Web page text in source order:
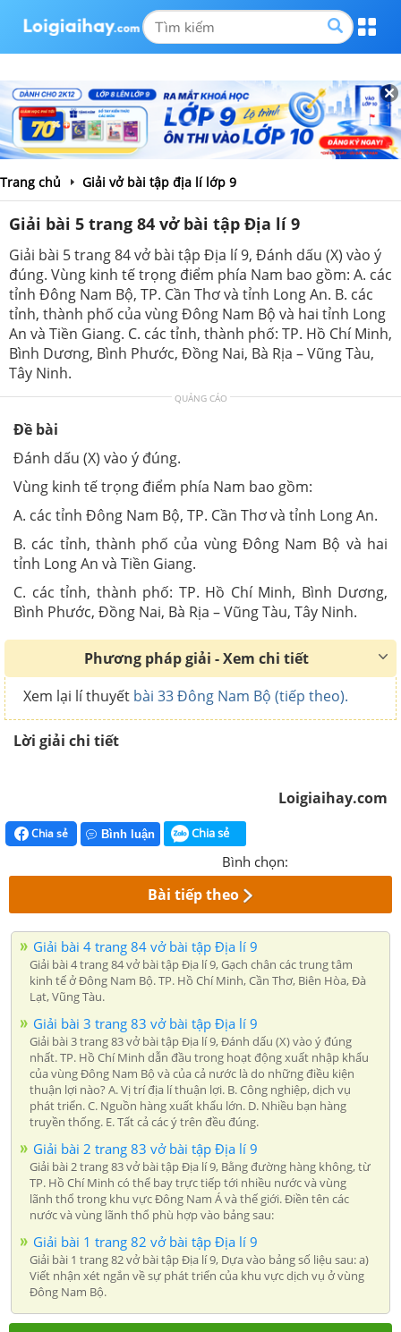
Trang chủ Giải vở bài tập địa lí lớp 9
Giải bài 5 trang 84 vở bài tập Địa lí 9
Giải bài 5 trang 84 vở bài tập Địa lí 9, Đánh dấu (X) vào ý
đúng. Vùng kinh tế trọng điểm phía Nam bao gồm: A. các
tỉnh Đông Nam Bộ, TP. Cần Thơ và tỉnh Long An. B. các
tỉnh, thành phố của vùng Đông Nam Bộ và hai tỉnh Long
An và Tiền Giang. C. các tỉnh, thành phố: TP. Hồ Chí Minh,
Bình Dương, Bình Phước, Đồng Nai, Bà Rịa – Vũng Tàu,
Tây Ninh.
QUẢNG CÁO
Đề bài
Đánh dấu (X) vào ý đúng.
Vùng kinh tế trọng điểm phía Nam bao gồm:
A. các tỉnh Đông Nam Bộ, TP. Cần Thơ và tỉnh Long An.
B. các tỉnh, thành phố của vùng Đông Nam Bộ và hai
tỉnh Long An và Tiền Giang.
C. các tỉnh, thành phố: TP. Hồ Chí Minh, Bình Dương,
Bình Phước, Đồng Nai, Bà Rịa – Vũng Tàu, Tây Ninh.
Phương pháp giải - Xem chi tiết
Xem lại lí thuyết bài 33 Đông Nam Bộ (tiếp theo).
Lời giải chi tiết
Loigiaihay.com
Chia sẻ Bình luận Chia sẻ
Bình chọn:
Bài tiếp theo
Giải bài 4 trang 84 vở bài tập Địa lí 9
Giải bài 4 trang 84 vở bài tập Địa lí 9, Gạch chân các trung tâm
kinh tế ở Đông Nam Bộ. TP. Hồ Chí Minh, Cần Thơ, Biên Hòa, Đà
Lạt, Vũng Tàu.
Giải bài 3 trang 83 vở bài tập Địa lí 9
Giải bài 3 trang 83 vở bài tập Địa lí 9, Đánh dấu (X) vào ý đúng
nhất. TP. Hồ Chí Minh dẫn đầu trong hoạt động xuất nhập khẩu
của vùng Đông Nam Bộ và của cả nước là do những điều kiện
thuận lợi nào? A. Vị trí địa lí thuận lợi. B. Công nghiệp, dịch vụ
phát triển. C. Nguồn hàng xuất khẩu lớn. D. Nhiều bạn hàng
truyền thống. E. Tất cả các ý trên đều đúng.
Giải bài 2 trang 83 vở bài tập Địa lí 9
Giải bài 2 trang 83 vở bài tập Địa lí 9, Bằng đường hàng không, từ
TP. Hồ Chí Minh có thể bay trực tiếp tới nhiều nước và vùng
lãnh thổ trong khu vực Đông Nam Á và thế giới. Điền tên các
nước và vùng lãnh thổ phù hợp vào bảng sau:
Giải bài 1 trang 82 vở bài tập Địa lí 9
Giải bài 1 trang 82 vở bài tập Địa lí 9, Dựa vào bảng số liệu sau: a)
Viết nhận xét ngắn về sự phát triển của khu vực dịch vụ ở vùng
Đông Nam Bộ.